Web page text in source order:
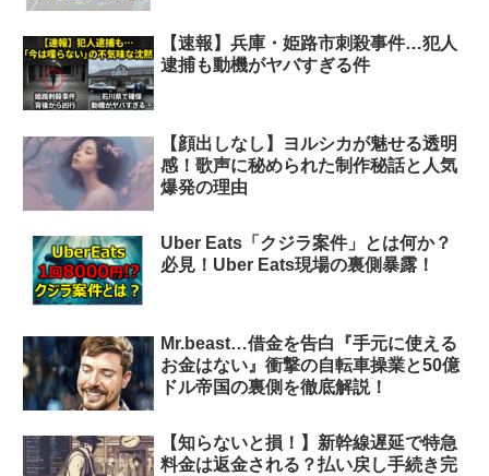
【速報】兵庫・姫路市刺殺事件…犯人
逮捕も動機がヤバすぎる件
【顔出しなし】ヨルシカが魅せる透明
感！歌声に秘められた制作秘話と人気
爆発の理由
Uber Eats「クジラ案件」とは何か？
必見！Uber Eats現場の裏側暴露！
Mr.beast…借金を告白『手元に使える
お金はない』衝撃の自転車操業と50億
ドル帝国の裏側を徹底解説！
【知らないと損！】新幹線遅延で特急
料金は返金される？払い戻し手続き完